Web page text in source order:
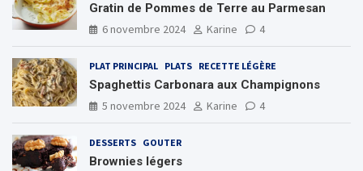
Gratin de Pommes de Terre au Parmesan
6 novembre 2024
Karine 4
PLAT PRINCIPAL PLATS RECETTE LÉGÈRE
Spaghettis Carbonara aux Champignons
5 novembre 2024
Karine 4
DESSERTS GOUTER
Brownies légers